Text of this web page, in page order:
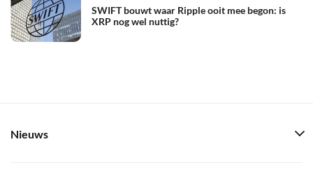
SWIFT bouwt waar Ripple ooit mee begon: is
XRP nog wel nuttig?
Nieuws